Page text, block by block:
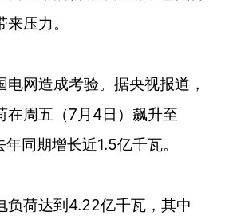
压力。
电网造成考验。据央视报道，
在周五（7月4日）飙升至
同期增长近1.5亿千瓦。
负荷达到4.22亿千瓦，其中